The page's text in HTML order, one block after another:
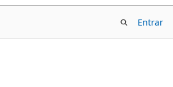
Entrar